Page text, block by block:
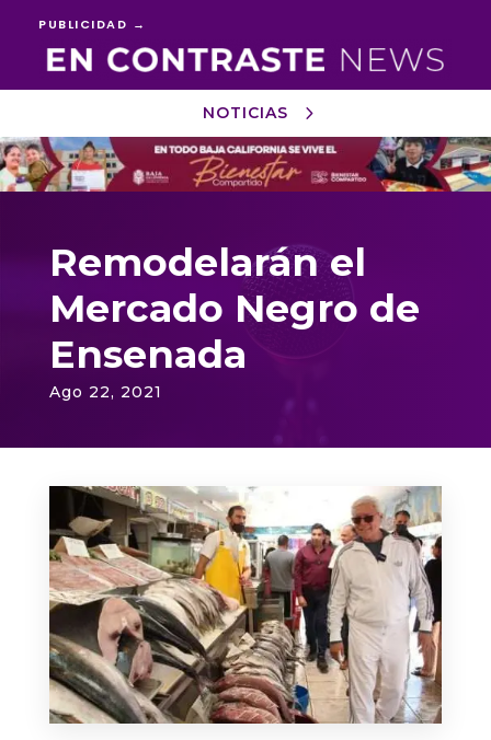
PUBLICIDAD →
NOTICIAS
Reproductor
de
vídeo
Remodelarán el
Mercado Negro de
Ensenada
Ago 22, 2021